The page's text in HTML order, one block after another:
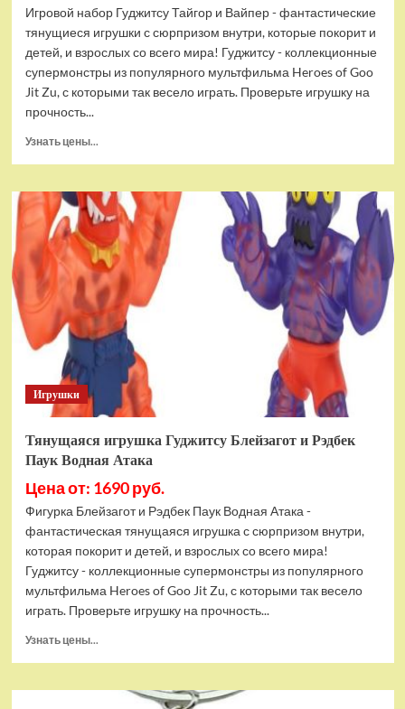
Игровой набор Гуджитсу Тайгор и Вайпер - фантастические
тянущиеся игрушки с сюрпризом внутри, которые покорит и
детей, и взрослых со всего мира! Гуджитсу - коллекционные
супермонстры из популярного мультфильма Heroes of Goo
Jit Zu, с которыми так весело играть. Проверьте игрушку на
прочность...
Узнать цены...
Набор
тянущихся
фигурок
Гуджитсу
Тайгор
и
Вайпер
Игрушки
Тянущаяся игрушка Гуджитсу Блейзагот и Рэдбек
Паук Водная Атака
Цена от: 1690 руб.
Фигурка Блейзагот и Рэдбек Паук Водная Атака -
фантастическая тянущаяся игрушка с сюрпризом внутри,
которая покорит и детей, и взрослых со всего мира!
Гуджитсу - коллекционные супермонстры из популярного
мультфильма Heroes of Goo Jit Zu, с которыми так весело
играть. Проверьте игрушку на прочность...
Узнать цены...
Тянущаяся